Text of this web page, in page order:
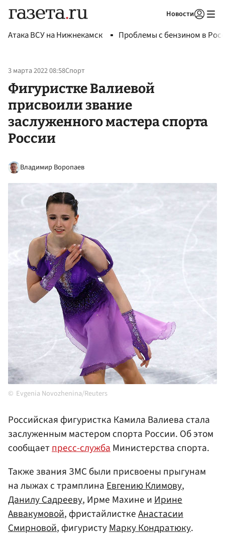
Новости
Атака ВСУ на Нижнекамск Проблемы с бензином в
3 марта 2022 08:58Спорт
Фигуристке Валиевой
присвоили звание
заслуженного мастера спорта
России
Владимир Воропаев
Evgenia Novozhenina/Reuters
Российская фигуристка Камила Валиева стала
заслуженным мастером спорта России. Об этом
сообщаетпресс-службаМинистерства спорта.
Также звания ЗМС были присвоены прыгунам
на лыжах с трамплинаЕвгению Климову,
Данилу Садрееву, Ирме Махине иИрине
Аввакумовой, фристайлисткеАнастасии
Смирновой, фигуристуМарку Кондратюку.